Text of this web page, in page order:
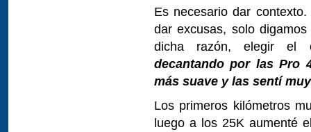
Es necesario dar
dar excusas, solo
dicha razón, elegir el
decantando por las Pro
más suave y las sentí
Los primeros kilómetros
luego a los 25K aumenté